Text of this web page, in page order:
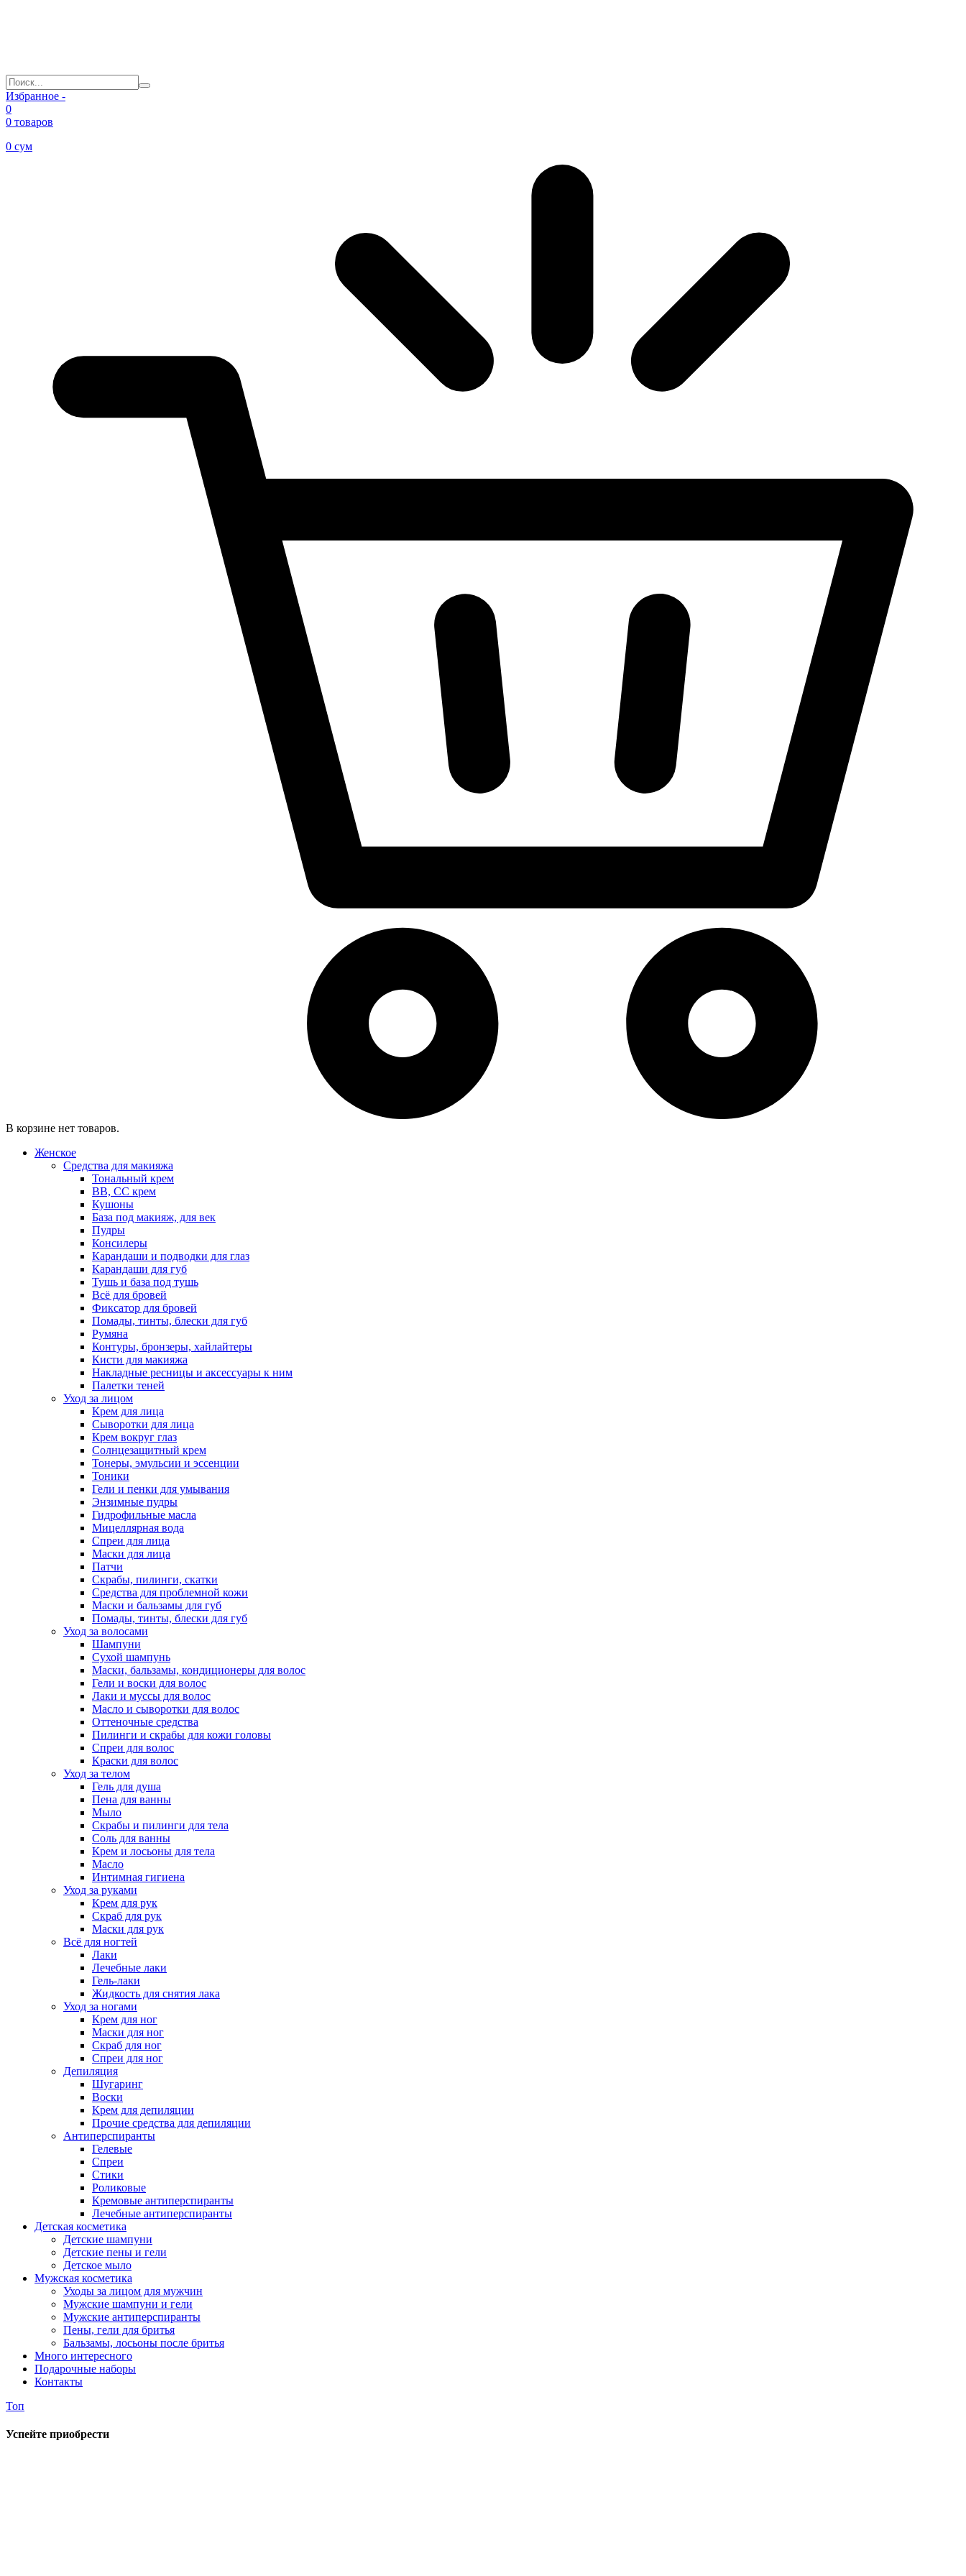
Избранное -
0
0 товаров
0 сум
В корзине нет товаров.
Женское
Средства для макияжа
Тональный крем
BB, CC крем
Кушоны
База под макияж, для век
Пудры
Консилеры
Карандаши и подводки для глаз
Карандаши для губ
Тушь и база под тушь
Всё для бровей
Фиксатор для бровей
Помады, тинты, блески для губ
Румяна
Контуры, бронзеры, хайлайтеры
Кисти для макияжа
Накладные ресницы и аксессуары к ним
Палетки теней
Уход за лицом
Крем для лица
Сыворотки для лица
Крем вокруг глаз
Солнцезащитный крем
Тонеры, эмульсии и эссенции
Тоники
Гели и пенки для умывания
Энзимные пудры
Гидрофильные масла
Мицеллярная вода
Спреи для лица
Маски для лица
Патчи
Скрабы, пилинги, скатки
Средства для проблемной кожи
Маски и бальзамы для губ
Помады, тинты, блески для губ
Уход за волосами
Шампуни
Сухой шампунь
Маски, бальзамы, кондиционеры для волос
Гели и воски для волос
Лаки и муссы для волос
Масло и сыворотки для волос
Оттеночные средства
Пилинги и скрабы для кожи головы
Спреи для волос
Краски для волос
Уход за телом
Гель для душа
Пена для ванны
Мыло
Скрабы и пилинги для тела
Соль для ванны
Крем и лосьоны для тела
Масло
Интимная гигиена
Уход за руками
Крем для рук
Скраб для рук
Маски для рук
Всё для ногтей
Лаки
Лечебные лаки
Гель-лаки
Жидкость для снятия лака
Уход за ногами
Крем для ног
Маски для ног
Скраб для ног
Спреи для ног
Депиляция
Шугаринг
Воски
Крем для депиляции
Прочие средства для депиляции
Антиперспиранты
Гелевые
Спреи
Стики
Роликовые
Кремовые антиперспиранты
Лечебные антиперспиранты
Детская косметика
Детские шампуни
Детские пены и гели
Детское мыло
Мужская косметика
Уходы за лицом для мужчин
Мужские шампуни и гели
Мужские антиперспиранты
Пены, гели для бритья
Бальзамы, лосьоны после бритья
Много интересного
Подарочные наборы
Контакты
Топ
Успейте приобрести